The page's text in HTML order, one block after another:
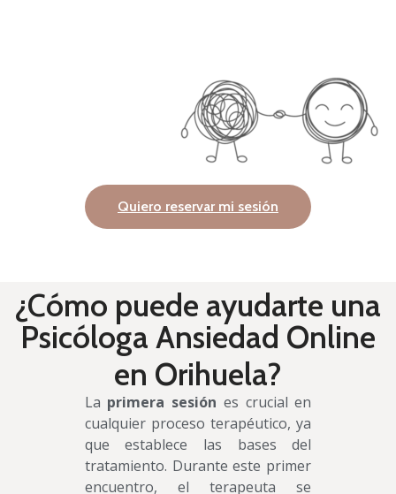
Quiero reservar mi sesión
¿Cómo puede ayudarte una
Psicóloga Ansiedad Online
en Orihuela?
La primera sesión es crucial en
cualquier proceso terapéutico, ya
que establece las bases del
tratamiento. Durante este primer
encuentro, el terapeuta se